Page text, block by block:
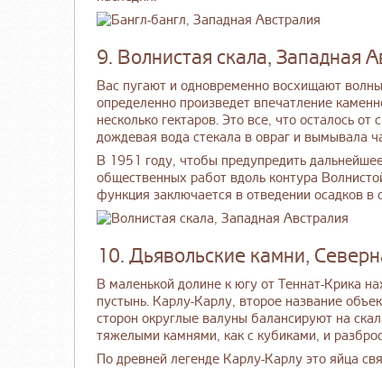
9. Волнистая скала, Западная
Вас пугают и одновременно восхищают
определенно произведет впечатление
несколько гектаров. Это все, что осталось
дождевая вода стекала в овраг и вымывала
В 1951 году, чтобы предупредить
общественных работ вдоль контура
функция заключается в отведении осадков в
10. Дьявольские камни,
В маленькой долине к югу от Теннат-Крика
пустынь. Карлу-Карлу, второе название
сторон округлые валуны балансируют на
тяжелыми камнями, как с кубиками, и
По древней легенде Карлу-Карлу это яйца